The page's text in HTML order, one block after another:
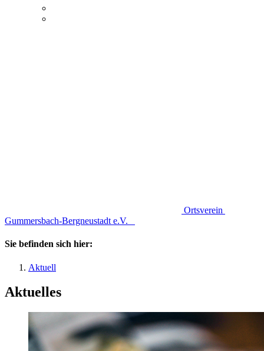
Ortsverein
Gummersbach-Bergneustadt e.V.
Sie befinden sich hier:
Aktuell
Aktuelles